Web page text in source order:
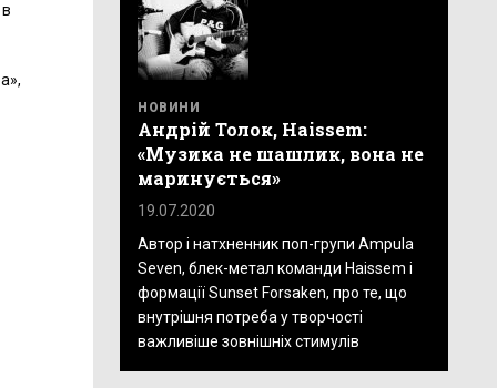
НОВИНИ
Андрій Толок, Haissem:
«Музика не шашлик, вона не
маринується»
19.07.2020
Автор і натхненник поп-групи Ampula
Seven, блек-метал команди Haissem і
формації Sunset Forsaken, про те, що
внутрішня потреба у творчості
важливіше зовнішніх стимулів